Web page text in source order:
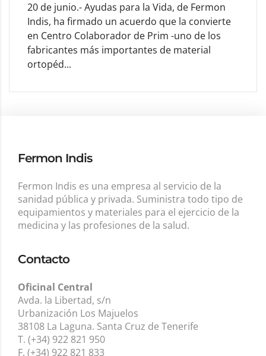
20 de junio.- Ayudas para la Vida, de Fermon
Indis, ha firmado un acuerdo que la convierte
en Centro Colaborador de Prim -uno de los
fabricantes más importantes de material
ortopéd...
Fermon Indis
Fermon Indis es una empresa al servicio de la
sanidad pública y privada. Suministra todo tipo de
equipamientos y materiales para el ejercicio de la
medicina y las profesiones de la salud.
Contacto
Oficinal Central
Avda. la Libertad, s/n
Urbanización Los Majuelos
38108 La Laguna. Santa Cruz de Tenerife
T. (+34) 922 821 950
F. (+34) 922 821 833